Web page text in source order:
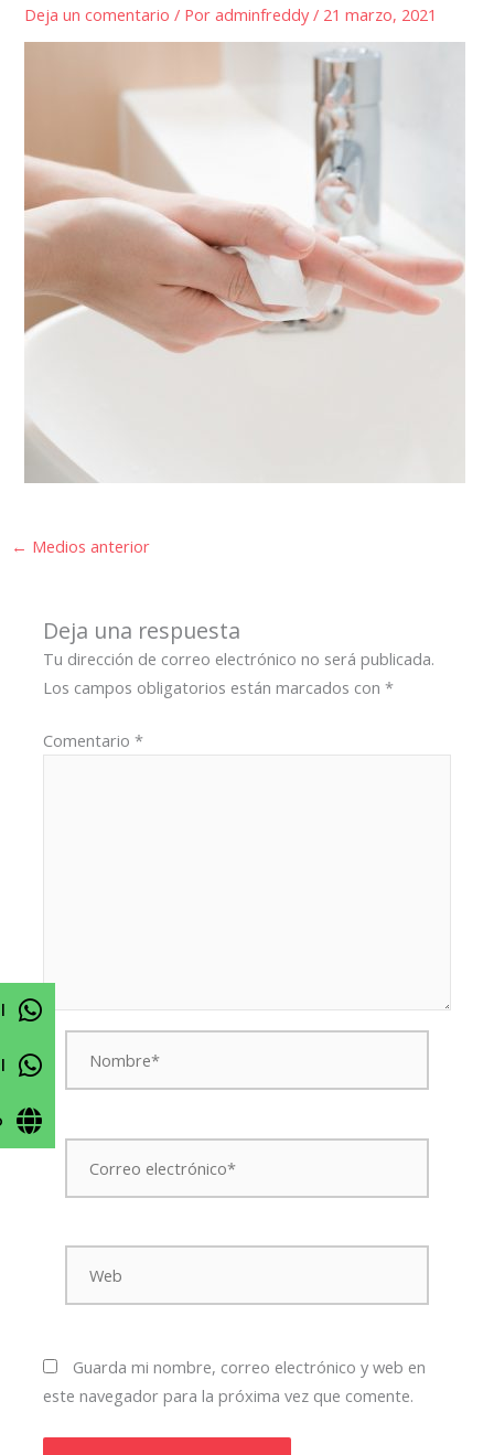
Deja un comentario / Poradminfreddy/ 21 marzo, 2021
← Medios anterior
Deja una respuesta
Tu dirección de correo electrónico no será publicada.
Los campos obligatorios están marcados con*
Comentario*
Nombre*
Correo
electrónico*
Web
Guarda mi nombre, correo electrónico y web en
este navegador para la próxima vez que comente.